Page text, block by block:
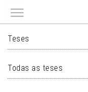
Main menu
TESES
Teses
Todas as teses